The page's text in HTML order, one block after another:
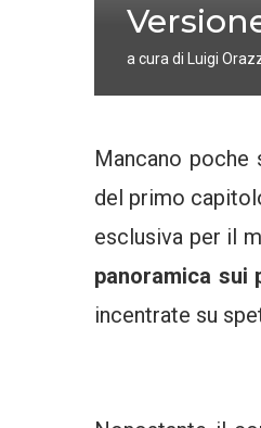
a cura di Luigi
Mancano
del primo
esclusiva per il
panoramica sui
incentrate su